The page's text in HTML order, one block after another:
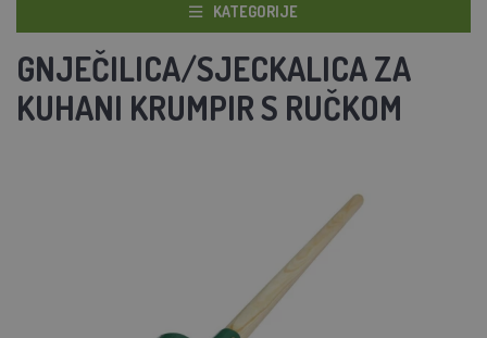
KATEGORIJE
GNJEČILICA/SJECKALICA ZA
KUHANI KRUMPIR S RUČKOM